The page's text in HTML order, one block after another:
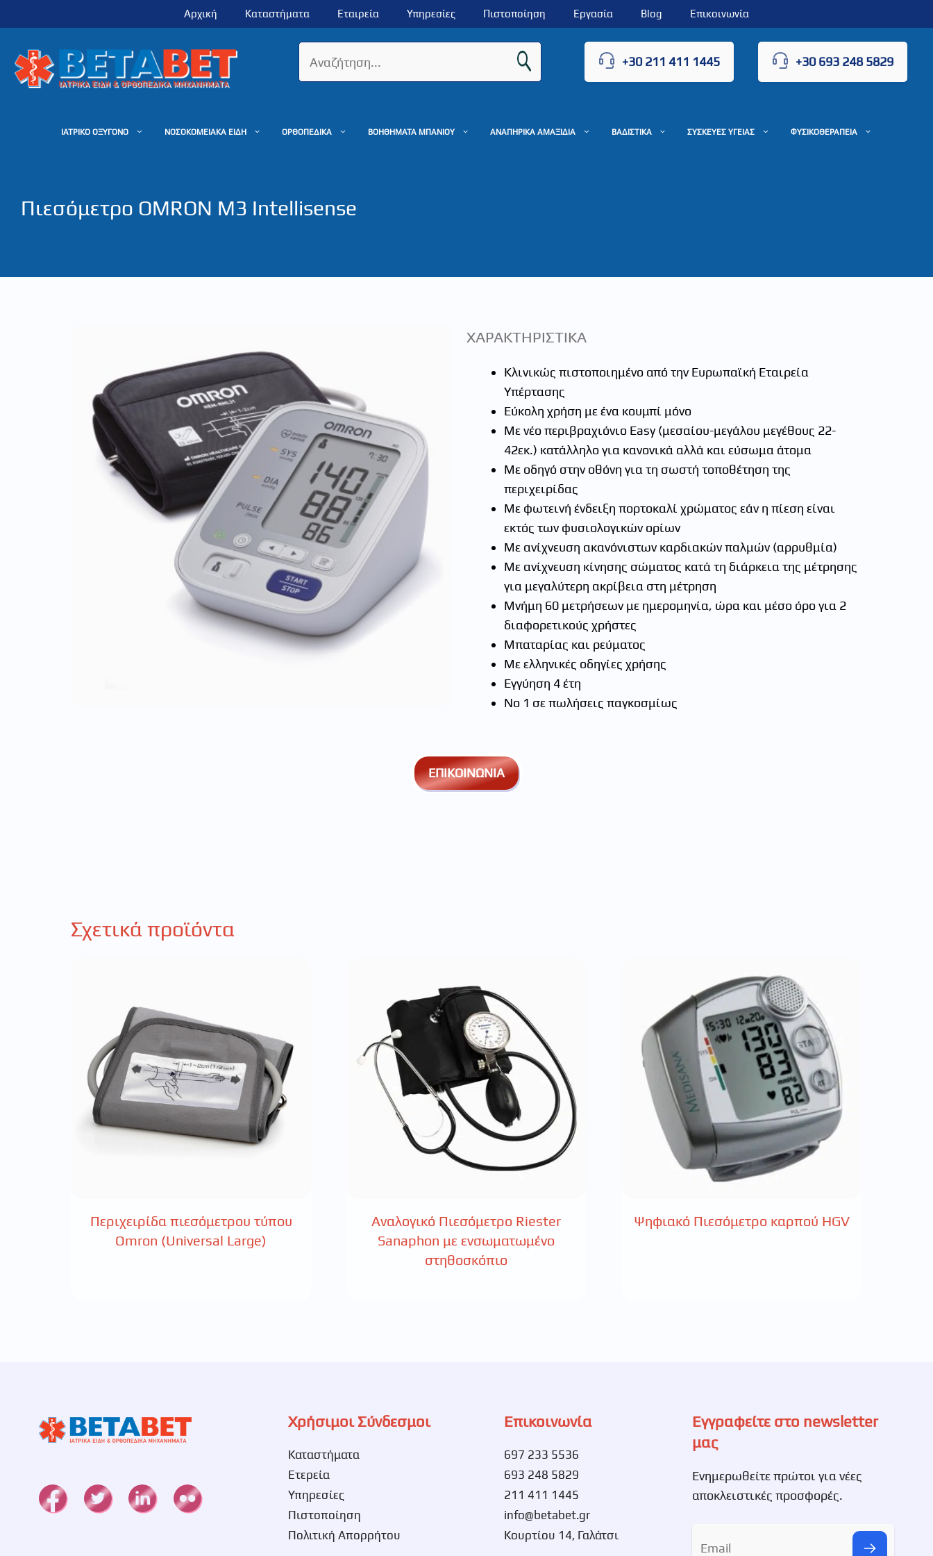
σε
περιεχόμενο
Αρχική Καταστήματα Εταιρεία Υπηρεσίες Πιστοποίηση Εργασία Blog Επικοινωνία
+30 211 411 1445 +30 693 248 5829
ΙΑΤΡΙΚΟ ΟΞΥΓΟΝΟ ΝΟΣΟΚΟΜΕΙΑΚΑ ΕΙΔΗ ΟΡΘΟΠΕΔΙΚΑ ΒΟΗΘΗΜΑΤΑ ΜΠΑΝΙΟΥ ΑΝΑΠΗΡΙΚΑ ΑΜΑΞΙΔΙΑ ΒΑΔΙΣΤΙΚΑ ΣΥΣΚΕΥΕΣ ΥΓΕΙΑΣ ΦΥΣΙΚΟΘΕΡΑΠΕΙΑ
Πιεσόμετρο OMRON M3 Intellisense
ΧΑΡΑΚΤΗΡΙΣΤΙΚΑ
Κλινικώς πιστοποιημένο από την Ευρωπαϊκή Εταιρεία
Υπέρτασης
Εύκολη χρήση με ένα κουμπί μόνο
Με νέο περιβραχιόνιο Easy (μεσαίου-μεγάλου μεγέθους 22-
42εκ.) κατάλληλο για κανονικά αλλά και εύσωμα άτομα
Με οδηγό στην οθόνη για τη σωστή τοποθέτηση της
περιχειρίδας
Με φωτεινή ένδειξη πορτοκαλί χρώματος εάν η πίεση είναι
εκτός των φυσιολογικών ορίων
Με ανίχνευση ακανόνιστων καρδιακών παλμών (αρρυθμία)
Με ανίχνευση κίνησης σώματος κατά τη διάρκεια της μέτρησης
για μεγαλύτερη ακρίβεια στη μέτρηση
Μνήμη 60 μετρήσεων με ημερομηνία, ώρα και μέσο όρο για 2
διαφορετικούς χρήστες
Μπαταρίας και ρεύματος
Με ελληνικές οδηγίες χρήσης
Εγγύηση 4 έτη
Νο 1 σε πωλήσεις παγκοσμίως
ΕΠΙΚΟΙΝΩΝΙΑ
Σχετικά προϊόντα
Περιχειρίδα πιεσόμετρου τύπου
Omron (Universal Large)
Αναλογικό Πιεσόμετρο Riester
Sanaphon με ενσωματωμένο
στηθοσκόπιο
Ψηφιακό Πιεσόμετρο καρπού HGV
Χρήσιμοι Σύνδεσμοι
Καταστήματα
Ετερεία
Υπηρεσίες
Πιστοποίηση
Πολιτική Απορρήτου
Επικοινωνία
697 233 5536
693 248 5829
211 411 1445
info@betabet.gr
Κουρτίου 14, Γαλάτσι
Εγγραφείτε στο newsletter
μας
Ενημερωθείτε πρώτοι για νέες
αποκλειστικές προσφορές.